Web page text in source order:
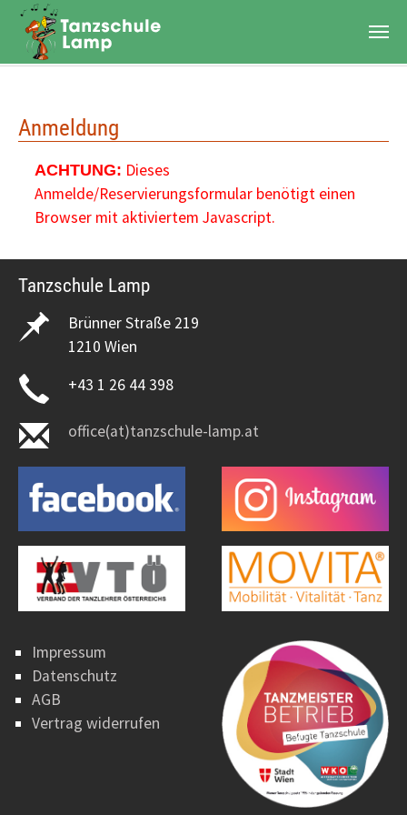
Anmeldung
ACHTUNG: Dieses
Anmelde/Reservierungsformular benötigt einen
Browser mit aktiviertem Javascript.
Tanzschule Lamp
Brünner Straße 219
1210 Wien
+43 1 26 44 398
office(at)tanzschule-lamp.at
Impressum
Datenschutz
AGB
Vertrag widerrufen